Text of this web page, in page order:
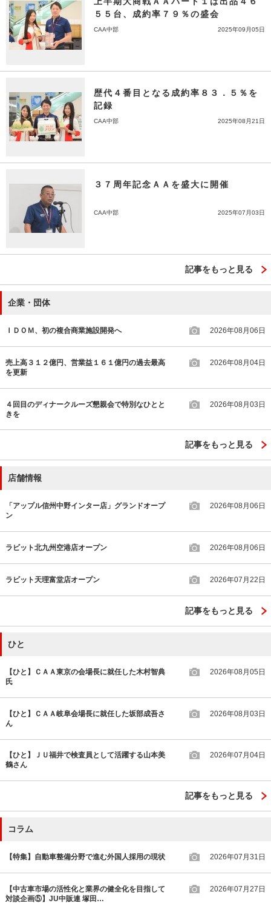
５５台、成約率７９％の盛会
CAA中部 2025年09月05日
歴代４番目となる成約率８３．５％を
記録
CAA中部 2025年08月21日
３７周年記念ＡＡを盛大に開催
CAA中部 2025年07月03日
記事をもっと見る
企業・団体
ＩＤＯＭ、初の複合商業施設開発へ 2026年08月06日
売上高３１２億円、営業益１６１億円の過去最高
を更新
2026年08月04日
４回目のディナークルーズ懇親会で特別なひとと
きを
2026年08月03日
記事をもっと見る
店舗情報
「アップル信州中野インター店」グランドオープ
ン
2026年08月06日
ラビット北九州空港店オープン 2026年08月06日
ラビット天理富堂店オープン 2026年07月22日
記事をもっと見る
ひと
【ひと】ＣＡＡ東京の会場長に就任した木村智典
氏
2026年08月05日
【ひと】ＣＡＡ岐阜会場長に就任した坂部成吾さ
ん
2026年08月03日
【ひと】ＪＵ福井で検査員として活躍する山本美
鶴さん
2026年07月04日
記事をもっと見る
コラム
【特集】自動車整備分野で進む外国人採用の現状 2026年07月31日
【中古車市場の活性化と業界の健全化を目指して
対談企画⑤】JU中販連 塚田…
2026年07月27日